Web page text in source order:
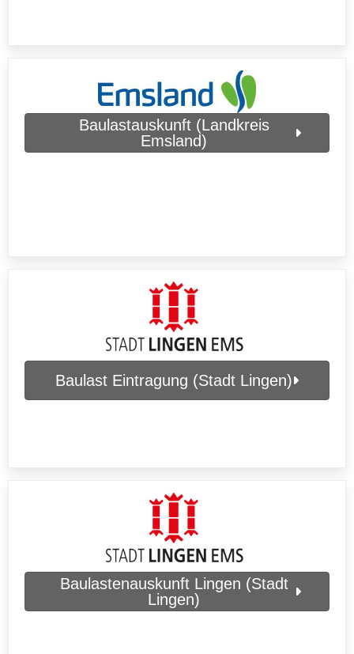
Baulastauskunft (Landkreis
Emsland)
Baulast Eintragung (Stadt Lingen)
Baulastenauskunft Lingen (Stadt
Lingen)